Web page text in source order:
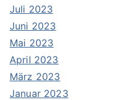
Juli 2023
Juni 2023
Mai 2023
April 2023
März 2023
Januar 2023